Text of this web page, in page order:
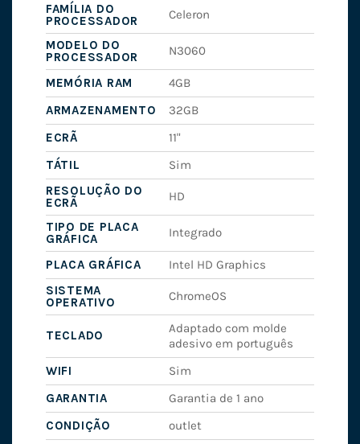
FAMÍLIA DO
PROCESSADOR
Celeron
MODELO DO
PROCESSADOR
N3060
MEMÓRIA RAM
4GB
ARMAZENAMENTO
32GB
ECRÃ
11"
TÁTIL
Sim
RESOLUÇÃO DO
ECRÃ
HD
TIPO DE PLACA
GRÁFICA
Integrado
PLACA GRÁFICA
Intel HD Graphics
SISTEMA
OPERATIVO
ChromeOS
TECLADO
Adaptado com molde
adesivo em português
WIFI
Sim
GARANTIA
Garantia de 1 ano
CONDIÇÃO
outlet